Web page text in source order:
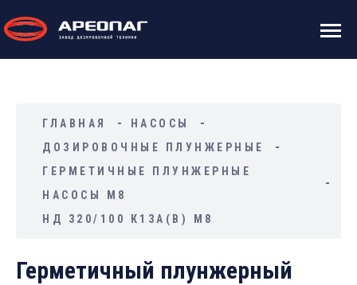
ГЛАВНАЯ
НАСОСЫ
ДОЗИРОВОЧНЫЕ ПЛУНЖЕРНЫЕ
ГЕРМЕТИЧНЫЕ ПЛУНЖЕРНЫЕ
НАСОСЫ М8
НД 320/100 К13А(В) М8
Герметичный плунжерный